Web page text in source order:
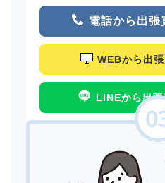
電話から出張
WEBから出
LINEから出